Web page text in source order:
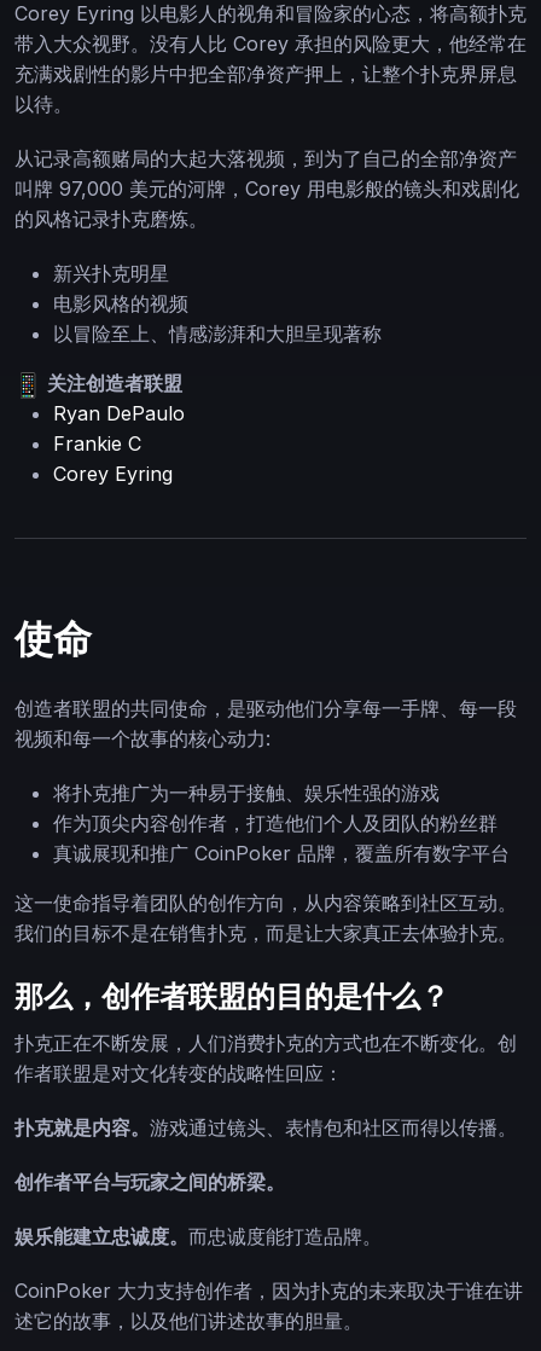
Corey Eyring 以电影人的视角和冒险家的心态，将高额扑克
带入大众视野。没有人比 Corey 承担的风险更大，他经常在
充满戏剧性的影片中把全部净资产押上，让整个扑克界屏息
以待。
从记录高额赌局的大起大落视频，到为了自己的全部净资产
叫牌 97,000 美元的河牌，Corey 用电影般的镜头和戏剧化
的风格记录扑克磨炼。
新兴扑克明星
电影风格的视频
以冒险至上、情感澎湃和大胆呈现著称
关注创造者联盟
Ryan DePaulo
Frankie C
Corey Eyring
使命
创造者联盟的共同使命，是驱动他们分享每一手牌、每一段
视频和每一个故事的核心动力:
将扑克推广为一种易于接触、娱乐性强的游戏
作为顶尖内容创作者，打造他们个人及团队的粉丝群
真诚展现和推广 CoinPoker 品牌，覆盖所有数字平台
这一使命指导着团队的创作方向，从内容策略到社区互动。
我们的目标不是在销售扑克，而是让大家真正去体验扑克。
那么，创作者联盟的目的是什么？
扑克正在不断发展，人们消费扑克的方式也在不断变化。创
作者联盟是对文化转变的战略性回应：
扑克就是内容。 游戏通过镜头、表情包和社区而得以传播。
创作者平台与玩家之间的桥梁。
娱乐能建立忠诚度。 而忠诚度能打造品牌。
CoinPoker 大力支持创作者，因为扑克的未来取决于谁在讲
述它的故事，以及他们讲述故事的胆量。